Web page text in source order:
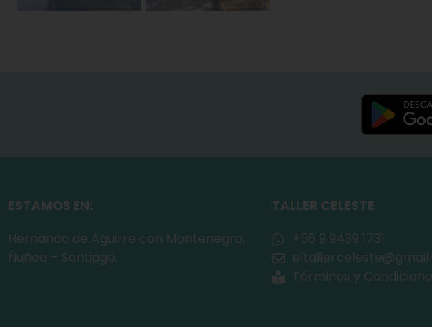
ESTAMOS EN:
Hernando de Aguirre con Montenegro,
Ñuñoa – Santiago.
TALLER CELESTE
+56 9 9439 1731
Términos y